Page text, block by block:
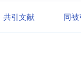
共引文献 同